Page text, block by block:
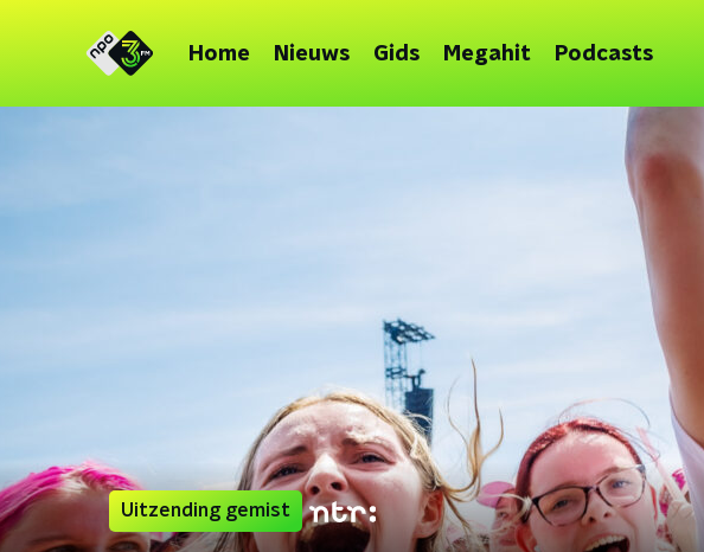
Home Nieuws Gids Megahit Podcasts
Uitzending gemist